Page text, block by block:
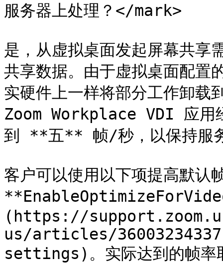
服务器上处理？</mark>
是，从虚拟桌面发起屏幕共
共享数据。由于虚拟桌面配置
实硬件上一样将部分工作卸载
Zoom Workplace VDI 应用
到 **五** 帧/秒，以保持服
客户可以使用以下项提高默认
(https://
us/articles/
settings)。实际达到的帧率